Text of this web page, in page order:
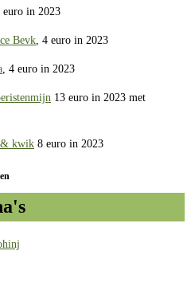
euro in 2023
Bevk , 4 euro in 2023
, 4 euro in 2023
13 euro in 2023 met
& kwik 8 euro in 2023